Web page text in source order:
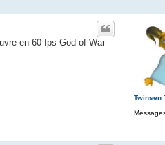
Twinsen
en 60 fps God of War